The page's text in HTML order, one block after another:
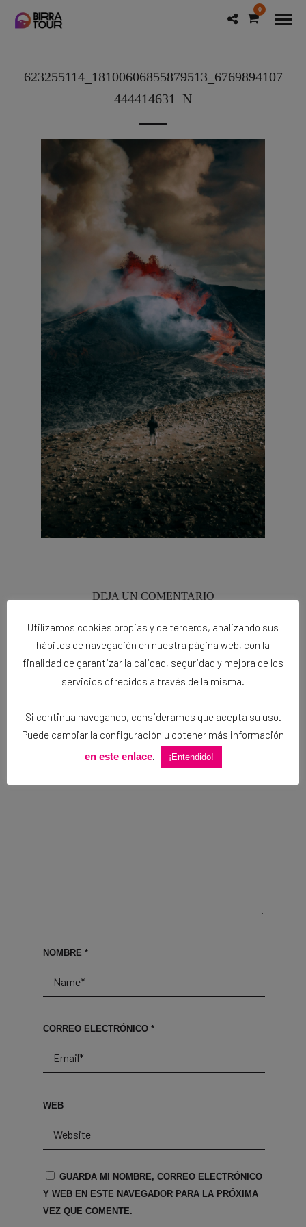
0
623255114_18100606855879513_6769894107
444414631_N
DEJA UN COMENTARIO
Tu dirección de correo electrónico no será
publicada. Los campos obligatorios están
NOMBRE *
CORREO ELECTRÓNICO *
WEB
GUARDA MI NOMBRE, CORREO ELECTRÓNICO
Y WEB EN ESTE NAVEGADOR PARA LA PRÓXIMA
VEZ QUE COMENTE.
Utilizamos cookies propias y de terceros, analizando sus
hábitos de navegación en nuestra página web, con la
finalidad de garantizar la calidad, seguridad y mejora de los
servicios ofrecidos a través de la misma.
Si continua navegando, consideramos que acepta su uso.
Puede cambiar la configuración u obtener más información
en este enlace. ¡Entendido!